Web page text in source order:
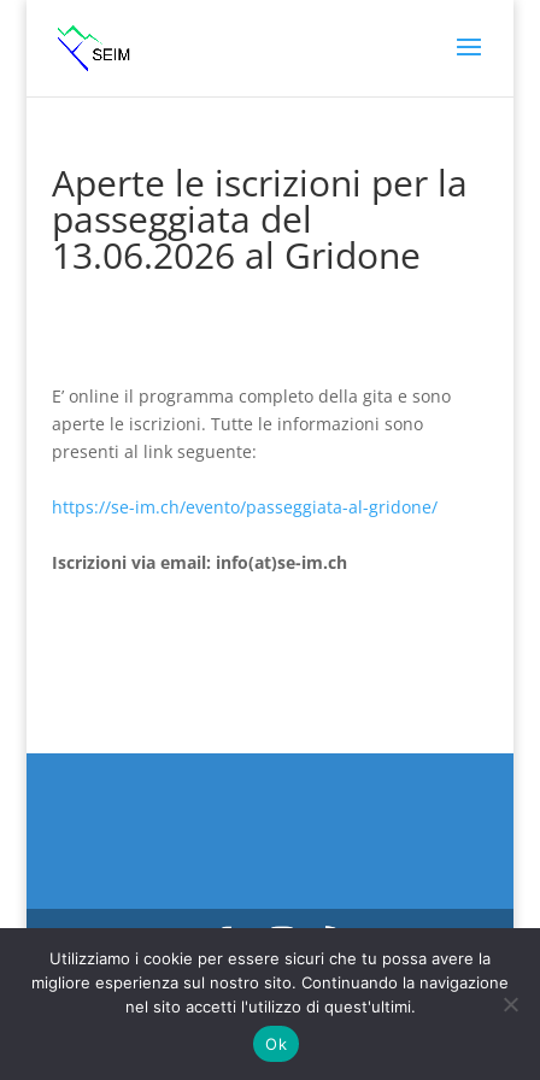
Aperte le iscrizioni per la
passeggiata del
13.06.2026 al Gridone
E’ online il programma completo della gita e sono
aperte le iscrizioni. Tutte le informazioni sono
presenti al link seguente:
https://se-im.ch/evento/passeggiata-al-gridone/
Iscrizioni via email: info(at)se-im.ch
(C) SEIM 2022
Web credits Make IT Better SAGL
Utilizziamo i cookie per essere sicuri che tu possa avere la
migliore esperienza sul nostro sito. Continuando la navigazione
nel sito accetti l'utilizzo di quest'ultimi.
Ok